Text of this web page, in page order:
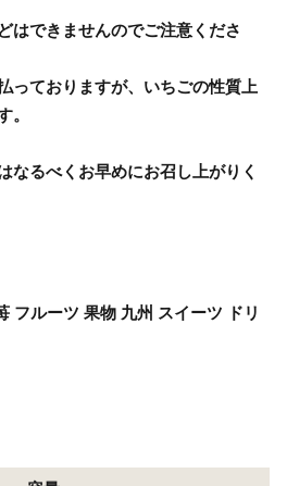
はできませんのでご注意くださ
っておりますが、いちごの性質上
。
なるべくお早めにお召し上がりく
フルーツ 果物 九州 スイーツ ドリ